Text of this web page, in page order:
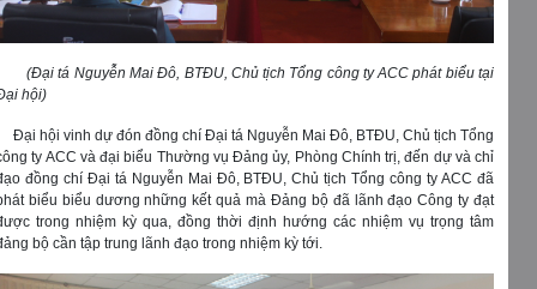
tá Nguyễn Mai Đô, BTĐU, Chủ tịch Tổng công ty ACC phát biểu tại
hội)
hội vinh dự đón đồng chí Đại tá Nguyễn Mai Đô, BTĐU, Chủ tịch Tổng
ty ACC và đại biểu Thường vụ Đảng ủy, Phòng Chính trị, đến dự và chỉ
đồng chí Đại tá Nguyễn Mai Đô, BTĐU, Chủ tịch Tổng công ty ACC đã
biểu biểu dương những kết quả mà Đảng bộ đã lãnh đạo Công ty đạt
trong nhiệm kỳ qua, đồng thời định hướng các nhiệm vụ trọng tâm
bộ cần tập trung lãnh đạo trong nhiệm kỳ tới.